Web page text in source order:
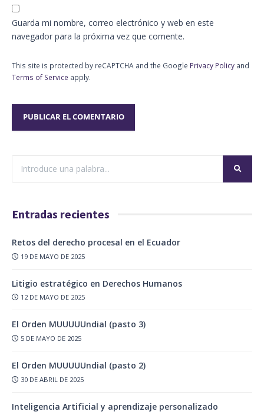
Guarda mi nombre, correo electrónico y web en este
navegador para la próxima vez que comente.
This site is protected by reCAPTCHA and the Google Privacy Policy and
Terms of Service apply.
Entradas recientes
Retos del derecho procesal en el Ecuador
19 DE MAYO DE 2025
Litigio estratégico en Derechos Humanos
12 DE MAYO DE 2025
El Orden MUUUUUndial (pasto 3)
5 DE MAYO DE 2025
El Orden MUUUUUndial (pasto 2)
30 DE ABRIL DE 2025
Inteligencia Artificial y aprendizaje personalizado